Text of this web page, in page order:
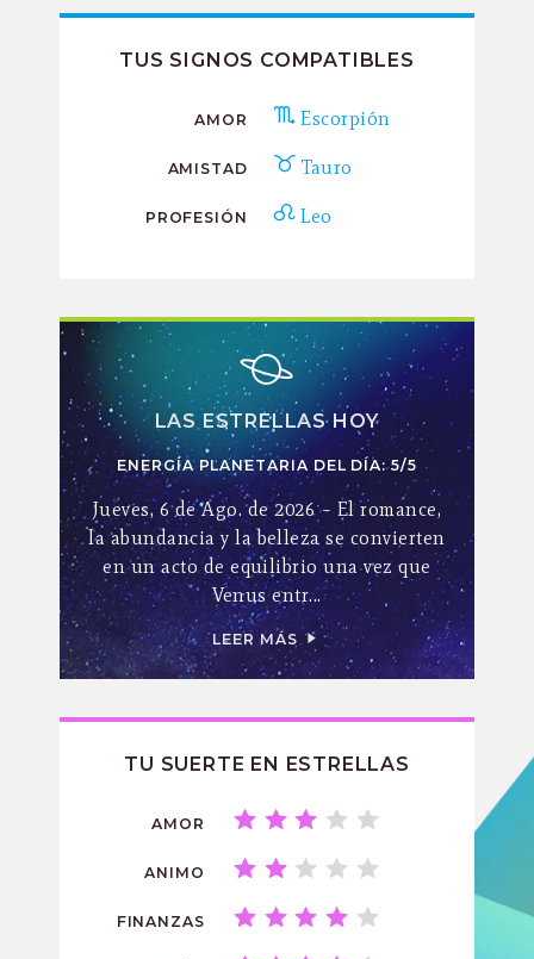
TUS SIGNOS COMPATIBLES
AMOR Escorpión
AMISTAD Tauro
PROFESIÓN Leo
LAS ESTRELLAS HOY
ENERGÍA PLANETARIA DEL DÍA: 5/5
Jueves, 6 de Ago. de 2026 – El romance,
la abundancia y la belleza se convierten
en un acto de equilibrio una vez que
Venus entr...
LEER MÁS
TU SUERTE EN ESTRELLAS
AMOR
ANIMO
FINANZAS